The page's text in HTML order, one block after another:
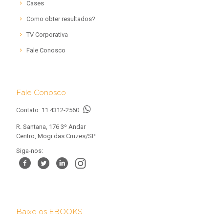
Cases
Como obter resultados?
TV Corporativa
Fale Conosco
Fale Conosco
Contato: 11 4312-2560
R. Santana, 176 3º Andar
Centro, Mogi das Cruzes/SP
Siga-nos:
Baixe os EBOOKS